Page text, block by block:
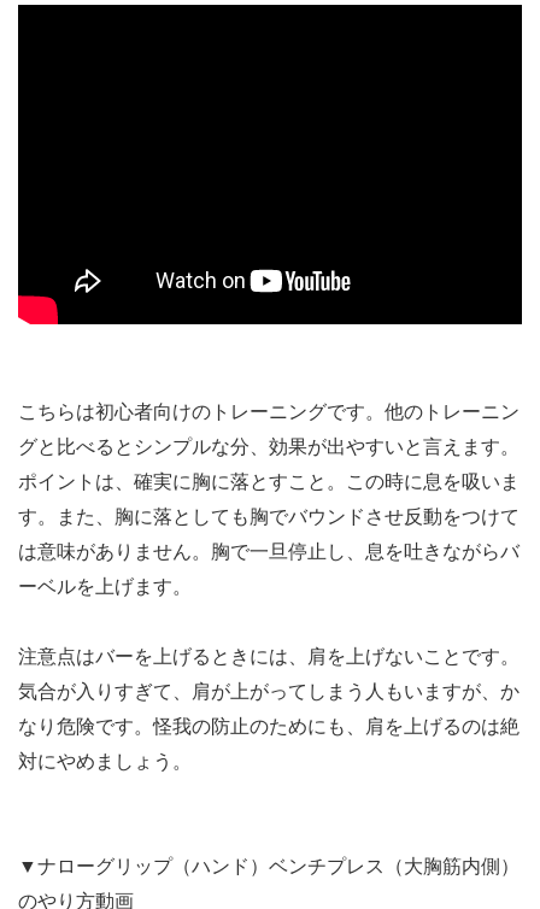
こちらは初心者向けのトレーニングです。他のトレーニン
グと比べるとシンプルな分、効果が出やすいと言えます。
ポイントは、確実に胸に落とすこと。この時に息を吸いま
す。また、胸に落としても胸でバウンドさせ反動をつけて
は意味がありません。胸で一旦停止し、息を吐きながらバ
ーベルを上げます。
注意点はバーを上げるときには、肩を上げないことです。
気合が入りすぎて、肩が上がってしまう人もいますが、か
なり危険です。怪我の防止のためにも、肩を上げるのは絶
対にやめましょう。
▼ナローグリップ（ハンド）ベンチプレス（大胸筋内側）
のやり方動画